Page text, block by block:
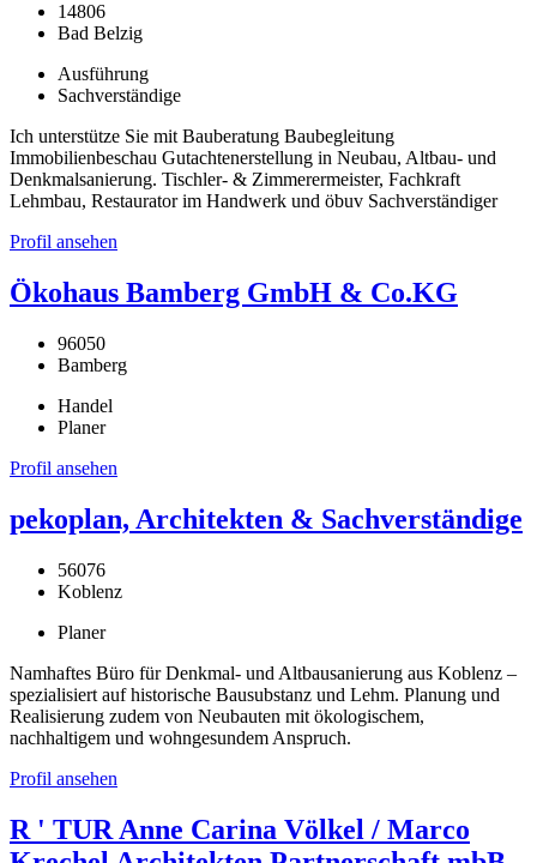
14806
Bad Belzig
Ausführung
Sachverständige
Ich unterstütze Sie mit Bauberatung Baubegleitung
Immobilienbeschau Gutachtenerstellung in Neubau, Altbau- und
Denkmalsanierung. Tischler- & Zimmerermeister, Fachkraft
Lehmbau, Restaurator im Handwerk und öbuv Sachverständiger
Profil ansehen
Ökohaus Bamberg GmbH & Co.KG
96050
Bamberg
Handel
Planer
Profil ansehen
pekoplan, Architekten & Sachverständige
56076
Koblenz
Planer
Namhaftes Büro für Denkmal- und Altbausanierung aus Koblenz –
spezialisiert auf historische Bausubstanz und Lehm. Planung und
Realisierung zudem von Neubauten mit ökologischem,
nachhaltigem und wohngesundem Anspruch.
Profil ansehen
R ' TUR Anne Carina Völkel / Marco